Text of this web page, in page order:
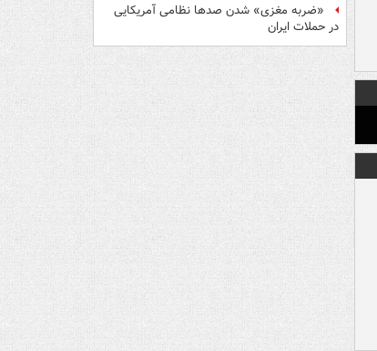
«ضربه مغزی» شدن صدها نظامی آمریکایی
در حملات ایران